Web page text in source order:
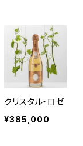
クリスタル・ロゼ
¥385,000